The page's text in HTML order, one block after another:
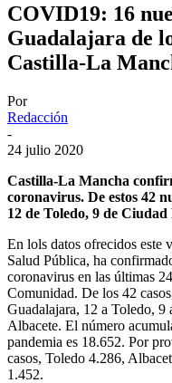
COVID19: 16
Guadalajara de
Castilla-La
Por
Redacción
-
24 julio 2020
Castilla-La Mancha
coronavirus. De estos 42
12 de Toledo, 9 de
En lols datos ofrecidos este
Salud Pública, ha
coronavirus en las últimas
Comunidad. De los 42
Guadalajara, 12 a Toledo, 9
Albacete. El número
pandemia es 18.652. Por
casos, Toledo 4.286,
1.452.